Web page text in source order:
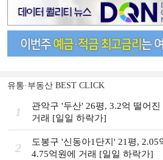
유통·부동산 BEST CLICK
1
관악구 '두산' 26평, 3.2억 떨어진
거래 [일일 하락가]
2
도봉구 '신동아1단지' 21평, 2.05
4.75억원에 거래 [일일 하락가]